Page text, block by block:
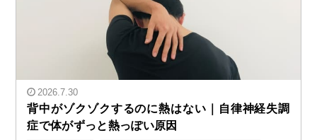
2026.7.30
背中がゾクゾクするのに熱はない｜自律神経失調
症で体がずっと熱っぽい原因